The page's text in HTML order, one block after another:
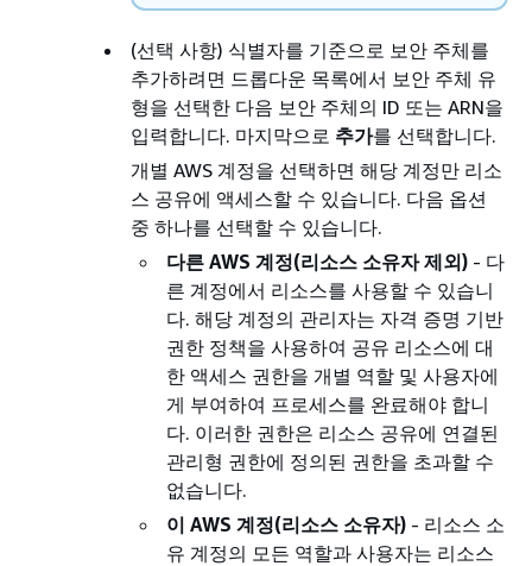
(선택 사항) 식별자를 기준으로 보안 주체를
추가하려면 드롭다운 목록에서 보안 주체 유
형을 선택한 다음 보안 주체의 ID 또는 ARN을
입력합니다. 마지막으로 추가를 선택합니다.
개별 AWS 계정을 선택하면 해당 계정만 리소
스 공유에 액세스할 수 있습니다. 다음 옵션
중 하나를 선택할 수 있습니다.
다른 AWS 계정(리소스 소유자 제외) - 다
른 계정에서 리소스를 사용할 수 있습니
다. 해당 계정의 관리자는 자격 증명 기반
권한 정책을 사용하여 공유 리소스에 대
한 액세스 권한을 개별 역할 및 사용자에
게 부여하여 프로세스를 완료해야 합니
다. 이러한 권한은 리소스 공유에 연결된
관리형 권한에 정의된 권한을 초과할 수
없습니다.
이 AWS 계정(리소스 소유자) - 리소스 소
유 계정의 모든 역할과 사용자는 리소스